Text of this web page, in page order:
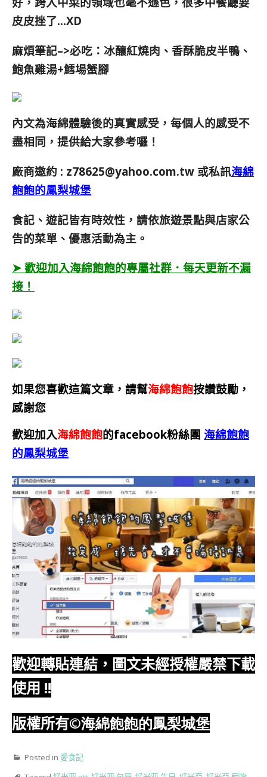
皮皮挫了…XD
麻煩筆記–>必吃：冰釀紅燒肉、香酥脆皮半鴨、
鮑魚雞湯+鱈場蟹腳
內文為海綿體驗後的真實感受，每個人的感受不
盡相同，提供給大家參考囉！
廠商邀約 : z78625@yahoo.com.tw 或私訊海綿
飽飽的鳳梨城堡
食記、遊記皆有時效性，請依旅遊景點與店家公
告的菜單、優惠活動為主。
➤ 歡迎加入海綿飽飽的專屬社群．每天更新不漏
接！
如果您喜歡這篇文章，請幫海綿飽飽按讚鼓勵，
感謝您
歡迎加入海綿飽飽的facebook粉絲團 海綿飽飽
的鳳梨城堡
歡迎轉貼連結，圖文未經授權嚴禁下載
使用 !!
版權所有©海綿飽飽的鳳梨城堡
Posted in 愛食記